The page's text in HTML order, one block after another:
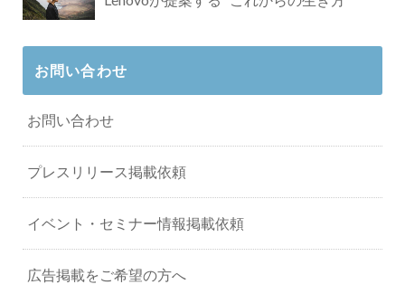
お問い合わせ
お問い合わせ
プレスリリース掲載依頼
イベント・セミナー情報掲載依頼
広告掲載をご希望の方へ